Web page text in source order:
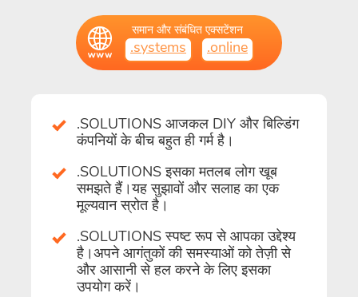
समान और संबंधित एक्सटेंशन
.systems .online
.SOLUTIONS आजकल DIY और बिल्डिंग
कंपनियों के बीच बहुत ही गर्म है।
.SOLUTIONS इसका मतलब लोग खूब
समझते हैं।यह सुझावों और सलाह का एक
मूल्यवान स्रोत है।
.SOLUTIONS स्पष्ट रूप से आपका उद्देश्य
है।अपने आगंतुकों की समस्याओं को तेज़ी से
और आसानी से हल करने के लिए इसका
उपयोग करें।